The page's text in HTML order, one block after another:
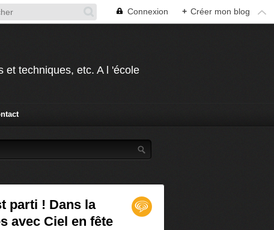
Connexion + Créer mon blog
et techniques, etc. A l 'école
parti ! Dans la
avec Ciel en fête